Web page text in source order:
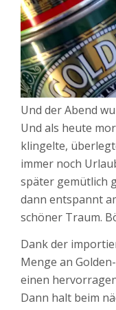
Und der Abend
Und als heute
klingelte,
immer noch
später gemütlich
dann entspannt
schöner Traum.
Dank der
Menge an
einen
Dann halt beim